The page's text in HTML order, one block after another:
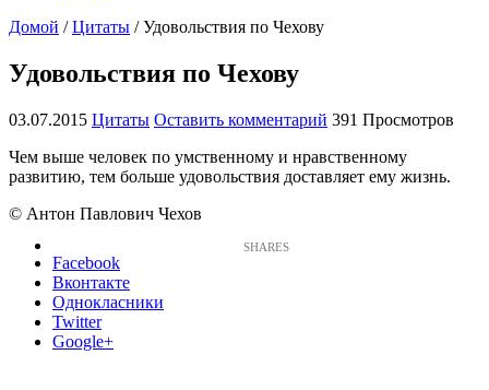
Домой / Цитаты / Удовольствия по Чехову
Удовольствия по Чехову
03.07.2015 Цитаты Оставить комментарий 391 Просмотров
Чем выше человек по умственному и нравственному
развитию, тем больше удовольствия доставляет ему жизнь.
© Антон Павлович Чехов
Facebook
Вконтакте
Однокласники
Twitter
Google+